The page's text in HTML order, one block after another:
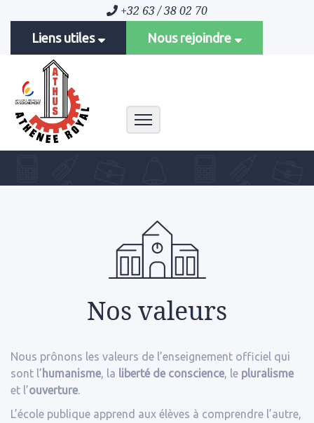
+32 63 / 38 02 70
Liens utiles Nous rejoindre
Toggle navigation
Nos valeurs
Nous prônons les valeurs de l’enseignement officiel qui
sont l’ humanisme, la liberté de conscience, le pluralisme
et l’ouverture.
L’école publique apprend aux élèves à comprendre l’autre,